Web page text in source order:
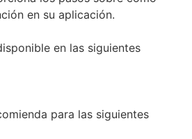
en su aplicación.
en las siguientes
para las siguientes